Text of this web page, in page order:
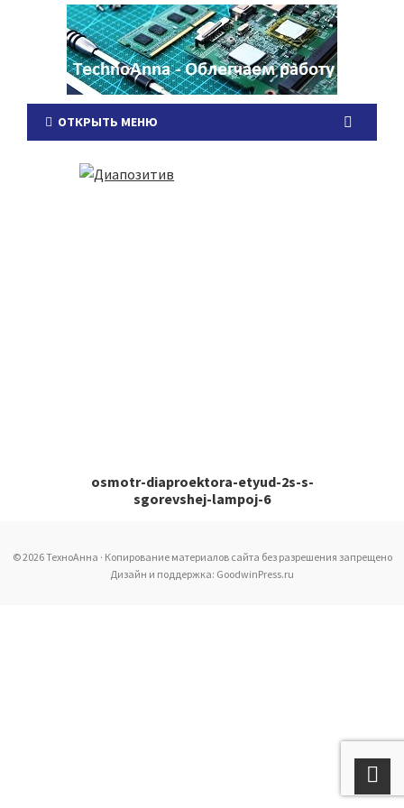
ОТКРЫТЬ МЕНЮ
osmotr-diaproektora-etyud-2s-s-
sgorevshej-lampoj-6
© 2026 ТехноАнна · Копирование материалов сайта без разрешения запрещено
Дизайн и поддержка: GoodwinPress.ru